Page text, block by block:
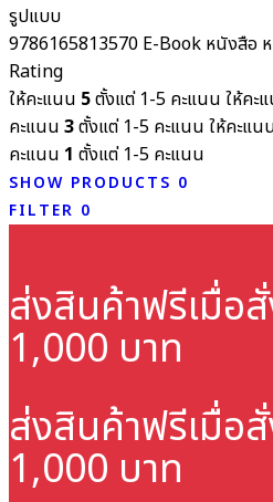
รูปแบบ
9786165813570 E-Book หนังสือ
Rating
ให้คะแนน 5ตั้งแต่ 1-5 คะแนน ให้คะ
คะแนน 3ตั้งแต่ 1-5 คะแนน ให้คะแน
คะแนน 1 ตั้งแต่ 1-5 คะแนน
SHOW PRODUCTS 0
FILTER 0
ส่งสินค้าฟรีเมื่อ
1,000 บาท
ส่งสินค้าฟรีเมื่อ
1,000 บาท